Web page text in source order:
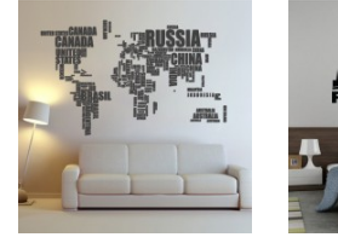
Klikni za detalje